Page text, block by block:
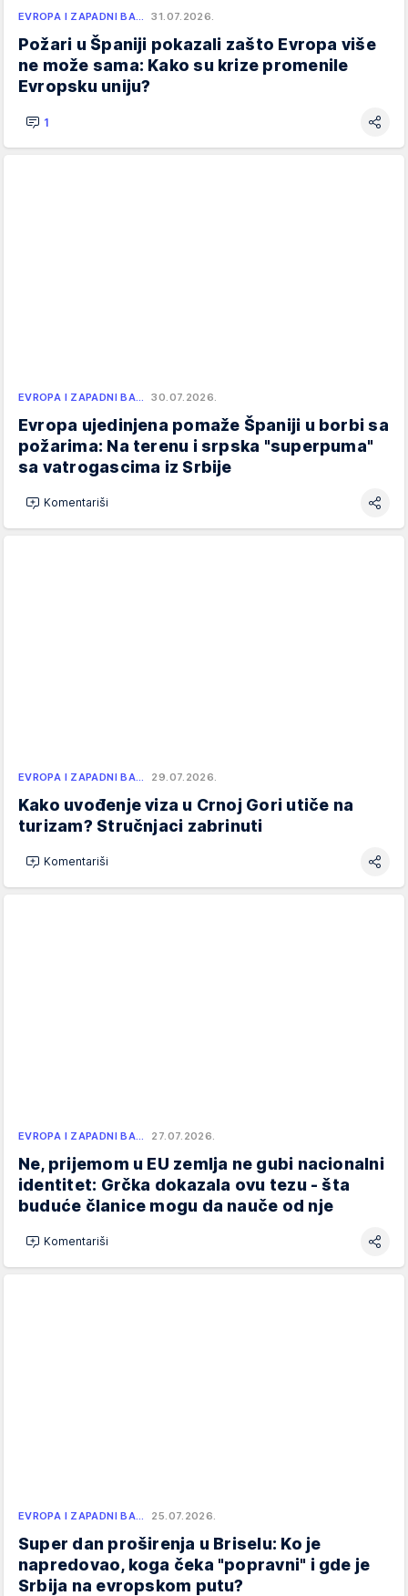
EVROPA I ZAPADNI BA… 31.07.2026.
Požari u Španiji pokazali zašto Evropa više
ne može sama: Kako su krize promenile
Evropsku uniju?
1
EVROPA I ZAPADNI BA… 30.07.2026.
Evropa ujedinjena pomaže Španiji u borbi sa
požarima: Na terenu i srpska "superpuma"
sa vatrogascima iz Srbije
Komentariši
EVROPA I ZAPADNI BA… 29.07.2026.
Kako uvođenje viza u Crnoj Gori utiče na
turizam? Stručnjaci zabrinuti
Komentariši
EVROPA I ZAPADNI BA… 27.07.2026.
Ne, prijemom u EU zemlja ne gubi nacionalni
identitet: Grčka dokazala ovu tezu - šta
buduće članice mogu da nauče od nje
Komentariši
EVROPA I ZAPADNI BA… 25.07.2026.
Super dan proširenja u Briselu: Ko je
napredovao, koga čeka "popravni" i gde je
Srbija na evropskom putu?